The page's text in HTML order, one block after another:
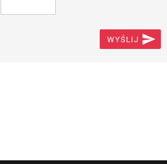
WYŚLIJ 